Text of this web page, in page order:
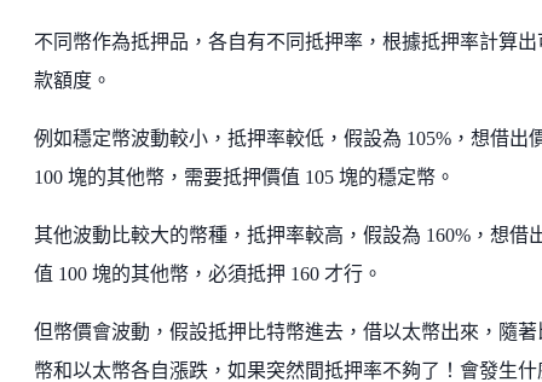
不同幣作為抵押品，各自有不同抵押率，根據抵押率計算出
款額度。
例如穩定幣波動較小，抵押率較低，假設為 105%，想借出
100 塊的其他幣，需要抵押價值 105 塊的穩定幣。
其他波動比較大的幣種，抵押率較高，假設為 160%，想借
值 100 塊的其他幣，必須抵押 160 才行。
但幣價會波動，假設抵押比特幣進去，借以太幣出來，隨著
幣和以太幣各自漲跌，如果突然間抵押率不夠了！會發生什